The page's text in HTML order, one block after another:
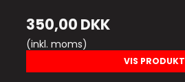
350,00 DKK
(inkl. moms)
VIS PRODUKT